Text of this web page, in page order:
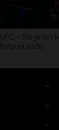
UFC – Što je to i
Potpuni vodič